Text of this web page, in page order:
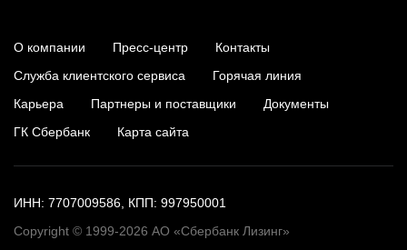
О компании Пресс-центр
Контакты
Служба клиентского сервиса
Горячая линия
Карьера
Партнеры и поставщики
Документы
ГК Сбербанк
Карта сайта
ИНН: 7707009586, КПП: 997950001
Copyright © 1999-2026 АО «Сбербанк Лизинг»